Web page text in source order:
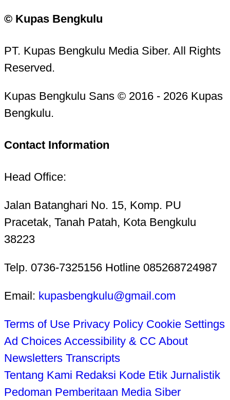
© Kupas Bengkulu
PT. Kupas Bengkulu Media Siber. All Rights
Reserved.
Kupas Bengkulu Sans © 2016 - 2026 Kupas
Bengkulu.
Contact Information
Head Office:
Jalan Batanghari No. 15, Komp. PU
Pracetak, Tanah Patah, Kota Bengkulu
38223
Telp. 0736-7325156 Hotline 085268724987
Email: kupasbengkulu@gmail.com
Terms of Use Privacy Policy Cookie Settings
Ad Choices Accessibility & CC About
Newsletters Transcripts
Tentang Kami Redaksi Kode Etik Jurnalistik
Pedoman Pemberitaan Media Siber